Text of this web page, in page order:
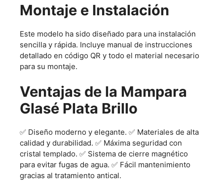
Montaje e Instalación
Este modelo ha sido diseñado para una instalación
sencilla y rápida. Incluye manual de instrucciones
detallado en código QR y todo el material necesario
para su montaje.
Ventajas de la Mampara
Glasé Plata Brillo
✅ Diseño moderno y elegante. ✅ Materiales de alta
calidad y durabilidad. ✅ Máxima seguridad con
cristal templado. ✅ Sistema de cierre magnético
para evitar fugas de agua. ✅ Fácil mantenimiento
gracias al tratamiento antical.